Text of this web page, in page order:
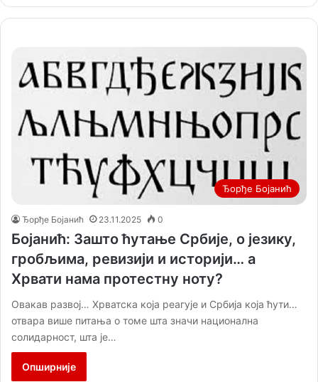
Ђорђе Бојанић
Ђорђе Бојанић 23.11.2025 0
Бојанић: Зашто ћутање Србије, о језику,
гробљима, ревизији и историји… а
Хрвати нама протестну ноту?
Овакав развој… Хрватска која реагује и Србија која ћути…
отвара више питања о томе шта значи национална
солидарност, шта је…
Опширније